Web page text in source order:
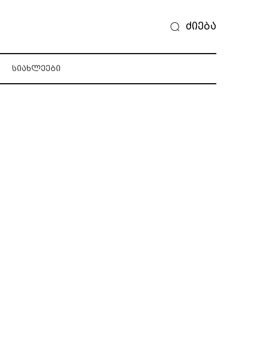
ძიება
ᲡᲘᲐᲮᲚᲔᲔᲑᲘ